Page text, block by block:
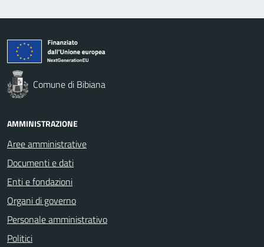
Comune di Bibiana
AMMINISTRAZIONE
Aree amministrative
Documenti e dati
Enti e fondazioni
Organi di governo
Personale amministrativo
Politici